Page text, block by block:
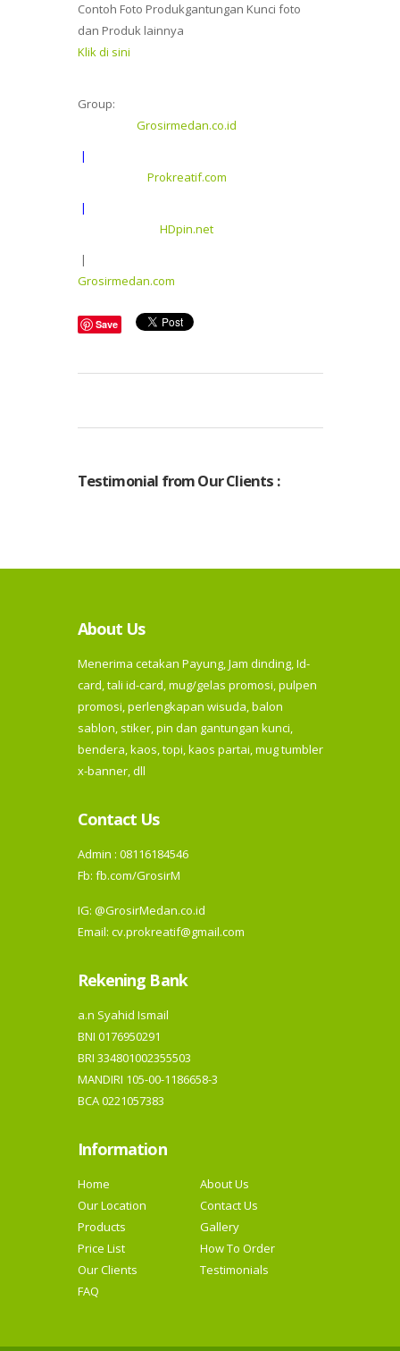
Contoh Foto Produkgantungan Kunci foto
dan Produk lainnya
Klik di sini
Group:
Grosirmedan.co.id
|
Prokreatif.com
|
HDpin.net
|
Grosirmedan.com
Save
Testimonial from Our Clients :
About Us
Menerima cetakan Payung, Jam dinding, Id-
card, tali id-card, mug/gelas promosi, pulpen
promosi, perlengkapan wisuda, balon
sablon, stiker, pin dan gantungan kunci,
bendera, kaos, topi, kaos partai, mug tumbler
x-banner, dll
Contact Us
Admin : 08116184546
Fb: fb.com/GrosirM
IG: @GrosirMedan.co.id
Email: cv.prokreatif@gmail.com
Rekening Bank
a.n Syahid Ismail
BNI 0176950291
BRI 334801002355503
MANDIRI 105-00-1186658-3
BCA 0221057383
Information
Home
About Us
Our Location
Contact Us
Products
Gallery
Price List
How To Order
Our Clients
Testimonials
FAQ